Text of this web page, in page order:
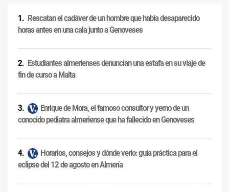
Rescatan el cadáver de un hombre que había desaparecido
horas antes en una cala junto a Genoveses
Estudiantes almerienses denuncian una estafa en su viaje de
fin de curso a Malta
Enrique de Mora, el famoso consultor y yerno de un
conocido pediatra almeriense que ha fallecido en Genoveses
Horarios, consejos y dónde verlo: guía práctica para el
eclipse del 12 de agosto en Almería